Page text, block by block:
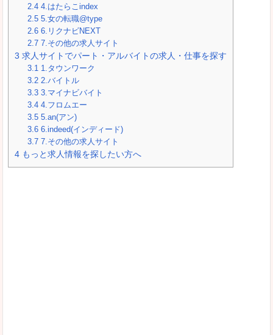
2.4 4.はたらこindex
2.5 5.女の転職@type
2.6 6.リクナビNEXT
2.7 7.その他の求人サイト
3 求人サイトでパート・アルバイトの求人・仕事を探す
3.1 1.タウンワーク
3.2 2.バイトル
3.3 3.マイナビバイト
3.4 4.フロムエー
3.5 5.an(アン)
3.6 6.indeed(インディード)
3.7 7.その他の求人サイト
4 もっと求人情報を探したい方へ